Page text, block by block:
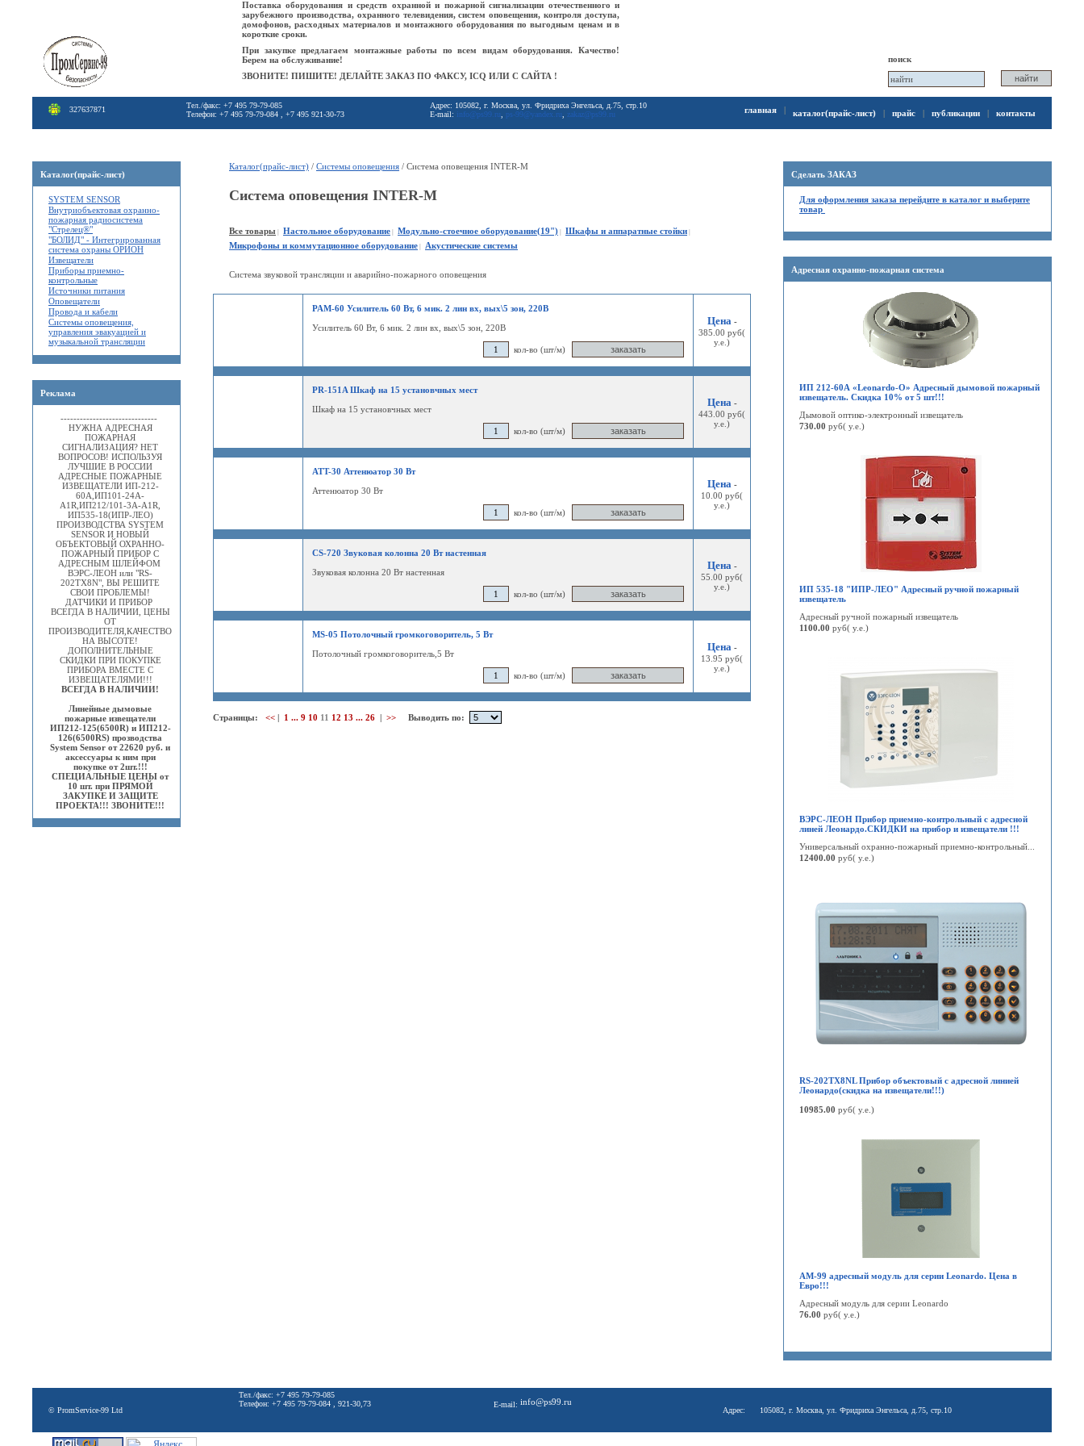
Поставка оборудования и средств охранной и пожарной сигнализации отечественного и
зарубежного производства, охранного телевидения, систем оповещения, контроля доступа,
домофонов, расходных материалов и монтажного оборудования по выгодным ценам и в
короткие сроки.
При закупке предлагаем монтажные работы по всем видам оборудования. Качество!
Берем на обслуживание!
ЗВОНИТЕ! ПИШИТЕ! ДЕЛАЙТЕ ЗАКАЗ ПО ФАКСУ, ICQ ИЛИ С САЙТА !
поиск
327637871
Тел./факс: +7 495 79-79-085
Телефон: +7 495 79-79-084 , +7 495 921-30-73
Адрес: 105082, г. Москва, ул. Фридриха Энгельса, д.75, стр.10
E-mail: info@ps99.ru ps-99@yandex.ru zakaz@ps99.ru главная | каталог(прайс-лист) | прайс | публикации | контакты
Каталог(прайс-лист)
SYSTEM SENSOR
Внутриобъектовая охранно-
пожарная радиосистема
"Стрелец®"
"БОЛИД" - Интегрированная
система охраны ОРИОН
Извещатели
Приборы приемно-
контрольные
Источники питания
Оповещатели
Провода и кабели
Системы оповещения,
управления эвакуацией и
музыкальной трансляции
Реклама
------------------------------
НУЖНА АДРЕСНАЯ
ПОЖАРНАЯ
СИГНАЛИЗАЦИЯ? НЕТ
ВОПРОСОВ! ИСПОЛЬЗУЯ
ЛУЧШИЕ В РОССИИ
АДРЕСНЫЕ ПОЖАРНЫЕ
ИЗВЕЩАТЕЛИ ИП-212-
60А,ИП101-24А-
A1R,ИП212/101-3А-A1R,
ИП535-18(ИПР-ЛЕО)
ПРОИЗВОДСТВА SYSTEM
SENSOR И НОВЫЙ
ОБЪЕКТОВЫЙ ОХРАННО-
ПОЖАРНЫЙ ПРИБОР С
АДРЕСНЫМ ШЛЕЙФОМ
ВЭРС-ЛЕОН или "RS-
202TX8N", ВЫ РЕШИТЕ
СВОИ ПРОБЛЕМЫ!
ДАТЧИКИ И ПРИБОР
ВСЕГДА В НАЛИЧИИ, ЦЕНЫ
ОТ
ПРОИЗВОДИТЕЛЯ,КАЧЕСТВО
НА ВЫСОТЕ!
ДОПОЛНИТЕЛЬНЫЕ
СКИДКИ ПРИ ПОКУПКЕ
ПРИБОРА ВМЕСТЕ С
ИЗВЕЩАТЕЛЯМИ!!!
ВСЕГДА В НАЛИЧИИ!
Линейные дымовые
пожарные извещатели
ИП212-125(6500R) и ИП212-
126(6500RS) прозводства
System Sensor от 22620 руб. и
аксессуары к ним при
покупке от 2шт.!!!
СПЕЦИАЛЬНЫЕ ЦЕНЫ от
10 шт. при ПРЯМОЙ
ЗАКУПКЕ И ЗАЩИТЕ
ПРОЕКТА!!! ЗВОНИТЕ!!!
Каталог(прайс-лист) / Системы оповещения / Система оповещения INTER-M
Система оповещения INTER-M
Все товары Настольное оборудование Модульно-стоечное оборудование(19") Шкафы и аппаратные стойки
Микрофоны и коммутационное оборудование Акустические системы
Система звуковой трансляции и аварийно-пожарного оповещения
PAM-60 Усилитель 60 Вт, 6 мик. 2 лин вх, вых\5 зон, 220В
Усилитель 60 Вт, 6 мик. 2 лин вх, вых\5 зон, 220В
кол-во (шт/м)
Цена -
385.00 руб(
у.е.)
PR-151A Шкаф на 15 установчных мест
Шкаф на 15 установчных мест
кол-во (шт/м)
Цена -
443.00 руб(
у.е.)
ATT-30 Аттенюатор 30 Вт
Аттенюатор 30 Вт
кол-во (шт/м)
Цена -
10.00 руб(
у.е.)
CS-720 Звуковая колонна 20 Вт настенная
Звуковая колонна 20 Вт настенная
кол-во (шт/м)
Цена -
55.00 руб(
у.е.)
MS-05 Потолочный громкоговоритель, 5 Вт
Потолочный громкоговоритель,5 Вт
кол-во (шт/м)
Цена -
13.95 руб(
у.е.)
Страницы: << | 1 ... 9 10 11 12 13 ... 26 | >> Выводить по:
Сделать ЗАКАЗ
Для оформления заказа перейдите в каталог и выберите
товар
Адресная охранно-пожарная система
ИП 212-60А «Leonardo-О» Адресный дымовой пожарный
извещатель. Скидка 10% от 5 шт!!!
Дымовой оптико-электронный извещатель
730.00 руб( у.е.)
ИП 535-18 "ИПР-ЛЕО" Адресный ручной пожарный
извещатель
Адресный ручной пожарный извещатель
1100.00 руб( у.е.)
ВЭРС-ЛЕОН Прибор приемно-контрольный с адресной
линей Леонардо.СКИДКИ на прибор и извещатели !!!
Универсальный охранно-пожарный приемно-контрольный...
12400.00 руб( у.е.)
RS-202TX8NL Прибор объектовый с адресной линией
Леонардо(скидка на извещатели!!!)
10985.00 руб( у.е.)
АМ-99 адресный модуль для серии Leonardo. Цена в
Евро!!!
Адресный модуль для серии Leonardo
76.00 руб( у.е.)
© PromService-99 Ltd
Тел./факс: +7 495 79-79-085
Телефон: +7 495 79-79-084 , 921-30,73
E-mail: info@ps99.ru
Адрес: 105082, г. Москва, ул. Фридриха Энгельса, д.75, стр.10